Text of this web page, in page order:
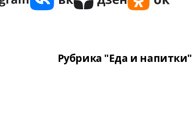
Рубрика "Еда и напитки"